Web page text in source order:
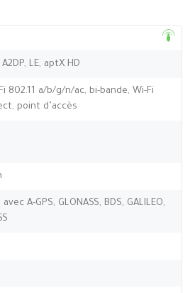
A2DP, LE, aptX HD
802.11 a/b/g/n/ac, bi-bande, Wi-Fi
point d’accès
avec A-GPS, GLONASS, BDS, GALILEO,